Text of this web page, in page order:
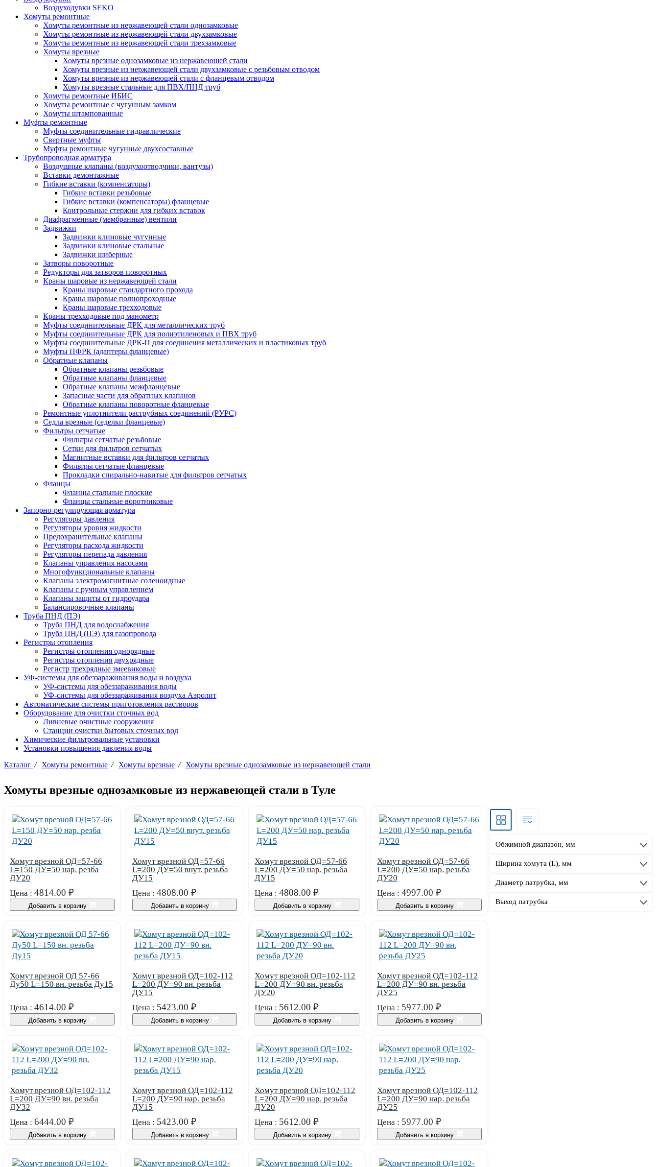
Воздуходувки SEKO
Хомуты ремонтные
Хомуты ремонтные из нержавеющей стали однозамковые
Хомуты ремонтные из нержавеющей стали двухзамковые
Хомуты ремонтные из нержавеющей стали трехзамковые
Хомуты врезные
Хомуты врезные однозамковые из нержавеющей стали
Хомуты врезные из нержавеющей стали двухзамковые с резьбовым отводом
Хомуты врезные из нержавеющей стали с фланцевым отводом
Хомуты врезные стальные для ПВХ/ПНД труб
Хомуты ремонтные ИБИС
Хомуты ремонтные с чугунным замком
Хомуты штампованные
Муфты ремонтные
Муфты соединительные гидравлические
Свертные муфты
Муфты ремонтные чугунные двухсоставные
Трубопроводная арматура
Воздушные клапаны (воздухоотводчики, вантузы)
Вставки демонтажные
Гибкие вставки (компенсаторы)
Гибкие вставки резьбовые
Гибкие вставки (компенсаторы) фланцевые
Контрольные стержни для гибких вставок
Диафрагменные (мембранные) вентили
Задвижки
Задвижки клиновые чугунные
Задвижки клиновые стальные
Задвижки шиберные
Затворы поворотные
Редукторы для затворов поворотных
Краны шаровые из нержавеющей стали
Краны шаровые стандартного прохода
Краны шаровые полнопроходные
Краны шаровые трехходовые
Краны трехходовые под манометр
Муфты соединительные ДРК для металлических труб
Муфты соединительные ДРК для полиэтиленовых и ПВХ труб
Муфты соединительные ДРК-П для соединения металлических и пластиковых труб
Муфты ПФРК (адаптеры фланцевые)
Обратные клапаны
Обратные клапаны резьбовые
Обратные клапаны фланцевые
Обратные клапаны межфланцевые
Запасные части для обратных клапанов
Обратные клапаны поворотные фланцевые
Ремонтные уплотнители раструбных соединений (РУРС)
Седла врезные (седелки фланцевые)
Фильтры сетчатые
Фильтры сетчатые резьбовые
Сетки для фильтров сетчатых
Магнитные вставки для фильтров сетчатых
Фильтры сетчатые фланцевые
Прокладки спирально-навитые для фильтров сетчатых
Фланцы
Фланцы стальные плоские
Фланцы стальные воротниковые
Запорно-регулирующая арматура
Регуляторы давления
Регуляторы уровня жидкости
Предохранительные клапаны
Регуляторы расхода жидкости
Регуляторы перепада давления
Клапаны управления насосами
Многофункциональные клапаны
Клапаны электромагнитные соленоидные
Клапаны с ручным управлением
Клапаны защиты от гидроудара
Балансировочные клапаны
Труба ПНД (ПЭ)
Труба ПНД для водоснабжения
Труба ПНД (ПЭ) для газопровода
Регистры отопления
Регистры отопления однорядные
Регистры отопления двухрядные
Регистр трехрядные змеевиковые
УФ-системы для обеззараживания воды и воздуха
УФ-системы для обеззараживания воды
УФ-системы для обеззараживания воздуха Аэролит
Автоматические системы приготовления растворов
Оборудование для очистки сточных вод
Ливневые очистные сооружения
Станции очистки бытовых сточных вод
Химические фильтровальные установки
Установки повышения давления воды
Каталог / Хомуты ремонтные / Хомуты врезные / Хомуты врезные однозамковые из нержавеющей стали
Хомуты врезные однозамковые из нержавеющей стали в Туле
Хомут врезной ОД=57-66
L=150 ДУ=50 нар. резба
ДУ20
Цена : 4814.00 ₽
Добавить в корзину
Хомут врезной ОД=57-66
L=200 ДУ=50 внут. резьба
ДУ15
Цена : 4808.00 ₽
Добавить в корзину
Хомут врезной ОД=57-66
L=200 ДУ=50 нар. резьба
ДУ15
Цена : 4808.00 ₽
Добавить в корзину
Хомут врезной ОД=57-66
L=200 ДУ=50 нар. резьба
ДУ20
Цена : 4997.00 ₽
Добавить в корзину
Хомут врезной ОД 57-66
Ду50 L=150 вн. резьба Ду15
Цена : 4614.00 ₽
Добавить в корзину
Хомут врезной ОД=102-112
L=200 ДУ=90 вн. резьба
ДУ15
Цена : 5423.00 ₽
Добавить в корзину
Хомут врезной ОД=102-112
L=200 ДУ=90 вн. резьба
ДУ20
Цена : 5612.00 ₽
Добавить в корзину
Хомут врезной ОД=102-112
L=200 ДУ=90 вн. резьба
ДУ25
Цена : 5977.00 ₽
Добавить в корзину
Хомут врезной ОД=102-112
L=200 ДУ=90 вн. резьба
ДУ32
Цена : 6444.00 ₽
Добавить в корзину
Хомут врезной ОД=102-112
L=200 ДУ=90 нар. резьба
ДУ15
Цена : 5423.00 ₽
Добавить в корзину
Хомут врезной ОД=102-112
L=200 ДУ=90 нар. резьба
ДУ20
Цена : 5612.00 ₽
Добавить в корзину
Хомут врезной ОД=102-112
L=200 ДУ=90 нар. резьба
ДУ25
Цена : 5977.00 ₽
Добавить в корзину
Обжимной диапазон, мм
Ширина хомута (L), мм
Диаметр патрубка, мм
Выход патрубка